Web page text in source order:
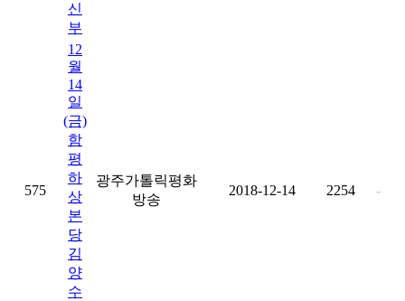
신
부
575
12
월
14
일
(금)
함
평
하
상
본
당
김
양
수
광주가톨릭평화
방송
2018-12-14 2254 -